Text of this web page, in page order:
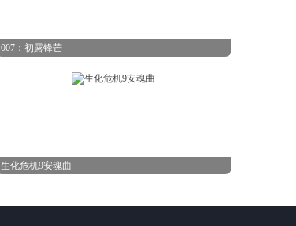
007：初露锋芒
生化危机9安魂曲